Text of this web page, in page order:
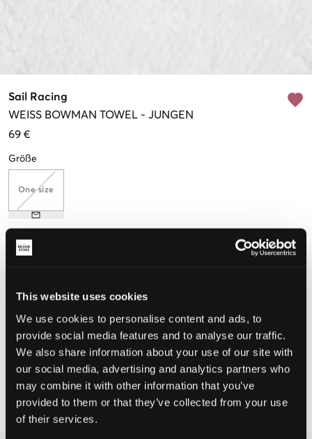
This website uses cookies
We use cookies to personalise content and ads, to
provide social media features and to analyse our traffic.
We also share information about your use of our site with
our social media, advertising and analytics partners who
may combine it with other information that you’ve
provided to them or that they’ve collected from your use
of their services.
Sail Racing
WEISS
BOWMAN TOWEL - JUNGEN
69 €
Größe
One size
Wahrgenommene Größe
WÄHLEN SIE EINE GRÖSSE
Schnelle lieferung
Gratis versand über €69
Widerrufsrecht innerhalb von 60 Tagen